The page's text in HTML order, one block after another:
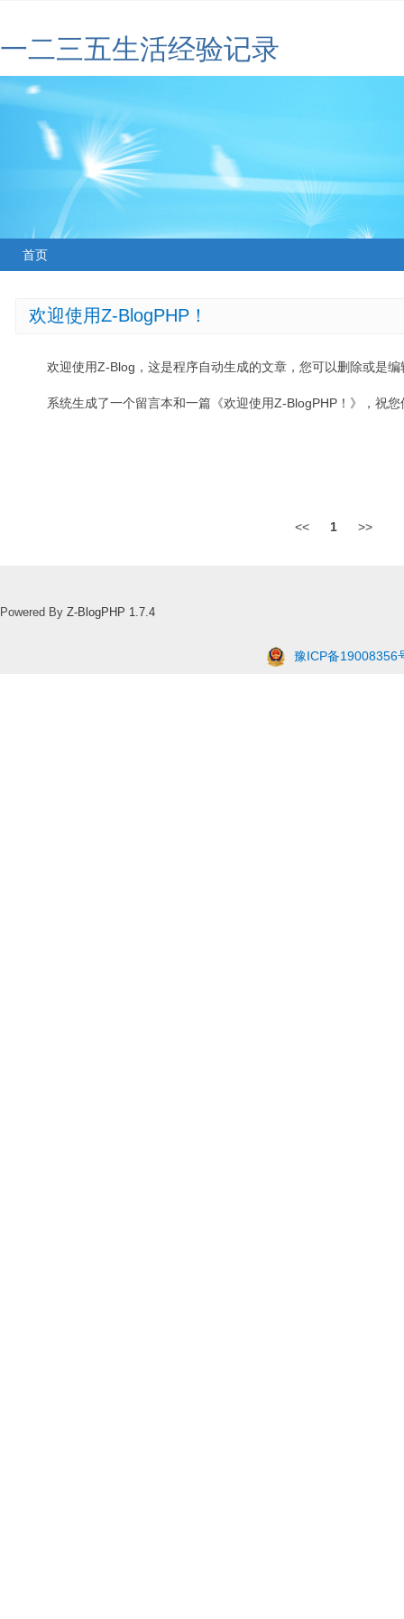
一二三五生活经验记录
首页
欢迎使用Z-BlogPHP！
欢迎使用Z-Blog，这是程序自动生成的文章，您可以删除或是编
系统生成了一个留言本和一篇《欢迎使用Z-BlogPHP！》，祝
<< 1 >>
Powered By Z-BlogPHP 1.7.4
豫ICP备19008356